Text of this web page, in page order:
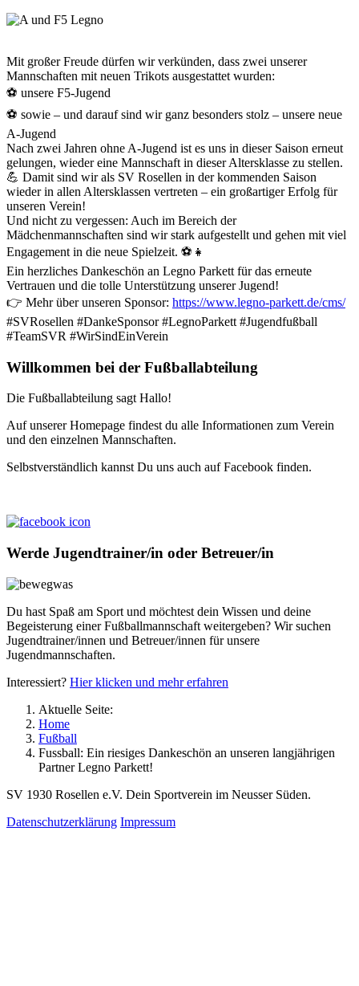
Mit großer Freude dürfen wir verkünden, dass zwei unserer
Mannschaften mit neuen Trikots ausgestattet wurden:
⚽ unsere F5-Jugend
⚽ sowie – und darauf sind wir ganz besonders stolz – unsere neue
A-Jugend
Nach zwei Jahren ohne A-Jugend ist es uns in dieser Saison erneut
gelungen, wieder eine Mannschaft in dieser Altersklasse zu stellen.
💪 Damit sind wir als SV Rosellen in der kommenden Saison
wieder in allen Altersklassen vertreten – ein großartiger Erfolg für
unseren Verein!
Und nicht zu vergessen: Auch im Bereich der
Mädchenmannschaften sind wir stark aufgestellt und gehen mit viel
Engagement in die neue Spielzeit. ⚽👧
Ein herzliches Dankeschön an Legno Parkett für das erneute
Vertrauen und die tolle Unterstützung unserer Jugend!
👉 Mehr über unseren Sponsor: https://www.legno-parkett.de/cms/
#SVRosellen #DankeSponsor #LegnoParkett #Jugendfußball
#TeamSVR #WirSindEinVerein
Willkommen bei der Fußballabteilung
Die Fußballabteilung sagt Hallo!
Auf unserer Homepage findest du alle Informationen zum Verein
und den einzelnen Mannschaften.
Selbstverständlich kannst Du uns auch auf Facebook finden.
Werde Jugendtrainer/in oder Betreuer/in
Du hast Spaß am Sport und möchtest dein Wissen und deine
Begeisterung einer Fußballmannschaft weitergeben? Wir suchen
Jugendtrainer/innen und Betreuer/innen für unsere
Jugendmannschaften.
Interessiert? Hier klicken und mehr erfahren
Aktuelle Seite:
Home
Fußball
Fussball: Ein riesiges Dankeschön an unseren langjährigen
Partner Legno Parkett!
SV 1930 Rosellen e.V. Dein Sportverein im Neusser Süden.
Datenschutzerklärung Impressum